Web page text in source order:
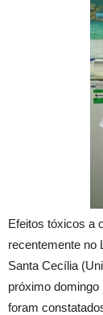
Efeitos tóxicos a
recentemente no
Santa Cecília
próximo domingo
foram